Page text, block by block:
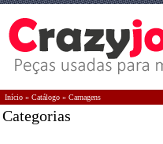
Início » Catálogo » Carnagens
Categorias